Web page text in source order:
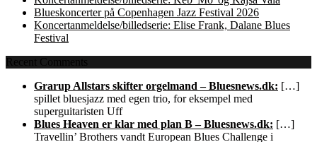
Blueskoncerter på Copenhagen Jazz Festival 2026
Koncertanmeldelse/billedserie: Elise Frank, Dalane Blues
Festival
Recent Comments
Grarup Allstars skifter orgelmand – Bluesnews.dk: […]
spillet bluesjazz med egen trio, for eksempel med
superguitaristen Uff
Blues Heaven er klar med plan B – Bluesnews.dk: […]
Travellin’ Brothers vandt European Blues Challenge i